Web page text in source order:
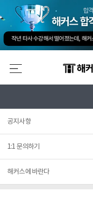
공지사항
1:1 문의하기
해커스에 바란다